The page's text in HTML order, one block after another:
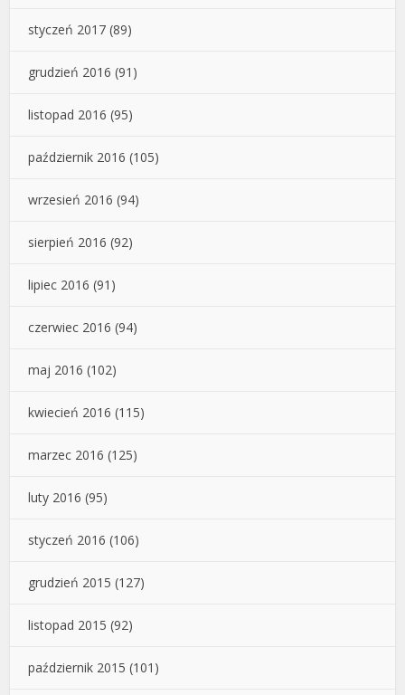
styczeń 2017 (89)
grudzień 2016 (91)
listopad 2016 (95)
październik 2016 (105)
wrzesień 2016 (94)
sierpień 2016 (92)
lipiec 2016 (91)
czerwiec 2016 (94)
maj 2016 (102)
kwiecień 2016 (115)
marzec 2016 (125)
luty 2016 (95)
styczeń 2016 (106)
grudzień 2015 (127)
listopad 2015 (92)
październik 2015 (101)